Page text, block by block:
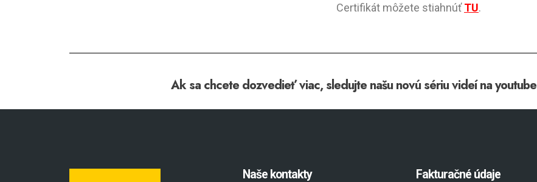
Certifikát môžete stiahnúťTU.
Ak sa chcete dozvedieť viac, sledujte našu novú sériu videí na youtube
Naše kontakty Fakturačné údaje